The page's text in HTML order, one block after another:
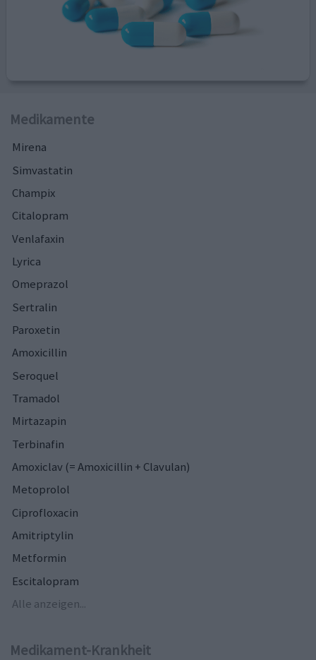
Medikamente
Mirena
Simvastatin
Champix
Citalopram
Venlafaxin
Lyrica
Omeprazol
Sertralin
Paroxetin
Amoxicillin
Seroquel
Tramadol
Mirtazapin
Terbinafin
Amoxiclav (= Amoxicillin + Clavulan)
Metoprolol
Ciprofloxacin
Amitriptylin
Metformin
Escitalopram
Alle anzeigen...
Medikament-Krankheit